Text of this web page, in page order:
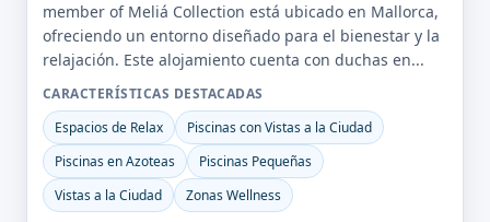
member of Meliá Collection está ubicado en Mallorca,
ofreciendo un entorno diseñado para el bienestar y la
relajación. Este alojamiento cuenta con duchas en...
CARACTERÍSTICAS DESTACADAS
Espacios de Relax
Piscinas con Vistas a la Ciudad
Piscinas en Azoteas
Piscinas Pequeñas
Vistas a la Ciudad
Zonas Wellness